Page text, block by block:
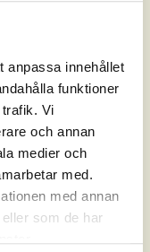
anpassa innehållet
funktioner
Vi
och annan
medier och
med.
med annan
som de har
eller
trädgårdskant,